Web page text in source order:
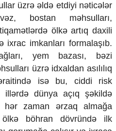
üzrə əldə etdiyi nəticələr
bostan məhsulları,
ölkə artıq daxili
ixrac imkanları formalaşıb.
yem bazası, bəzi
üzrə idxaldan asılılıq
isə bu, ciddi risk
dünya açıq şəkildə
zaman ərzaq almağa
böhran dövründə ilk